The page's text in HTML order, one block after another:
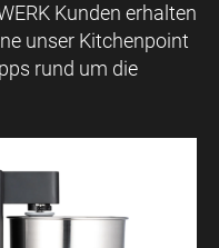
Kunden erhalten
unser Kitchenpoint
rund um die